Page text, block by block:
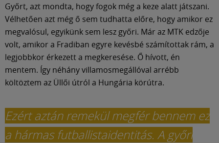
Győrt, azt mondta, hogy fogok még a keze alatt játszani.
Vélhetően azt még ő sem tudhatta előre, hogy amikor ez
megvalósul, egyikünk sem lesz győri. Már az MTK edzője
volt, amikor a Fradiban egyre kevésbé számítottak rám, a
legjobbkor érkezett a megkeresése. Ő hívott, én
mentem. Így néhány villamosmegállóval arrébb
költöztem az Üllői útról a Hungária körútra.
Ezért aztán remekül megfér bennem ez
a hármas futballistaidentitás. A győri